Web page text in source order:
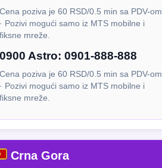
Cena poziva je 60 RSD/0.5 min sa PDV-om
· Pozivi mogući samo iz MTS mobilne i
fiksne mreže.
0900 Astro: 0901-888-888
Cena poziva je 60 RSD/0.5 min sa PDV-om
· Pozivi mogući samo iz MTS mobilne i
fiksne mreže.
Crna Gora